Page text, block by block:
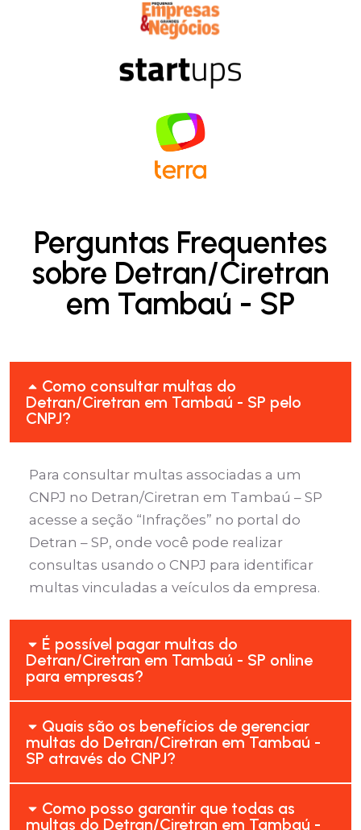
Perguntas Frequentes
sobre Detran/Ciretran
em Tambaú - SP
Como consultar multas do
Detran/Ciretran em Tambaú - SP pelo
CNPJ?
Para consultar multas associadas a um
CNPJ no Detran/Ciretran em Tambaú – SP
acesse a seção “Infrações” no portal do
Detran – SP, onde você pode realizar
consultas usando o CNPJ para identificar
multas vinculadas a veículos da empresa.
É possível pagar multas do
Detran/Ciretran em Tambaú - SP online
para empresas?
Quais são os benefícios de gerenciar
multas do Detran/Ciretran em Tambaú -
SP através do CNPJ?
Como posso garantir que todas as
multas do Detran/Ciretran em Tambaú -